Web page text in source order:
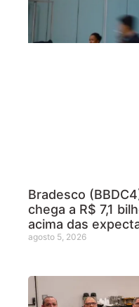
Bradesco
chega a R$ 7,1
acima das
agosto 5, 2026